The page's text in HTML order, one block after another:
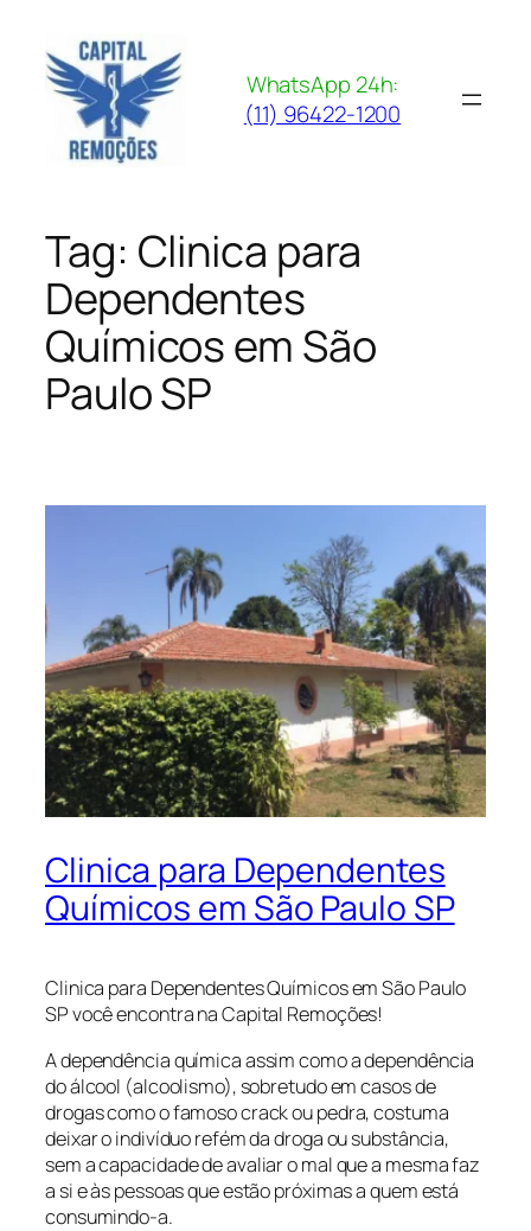
para
conteúdo
WhatsApp 24h:
(11) 96422-1200
Tag: Clinica para
Dependentes
Químicos em São
Paulo SP
Clinica para Dependentes
Químicos em São Paulo SP
Clinica para Dependentes Químicos em São Paulo
SP você encontra na Capital Remoções!
A dependência química assim como a dependência
do álcool (alcoolismo), sobretudo em casos de
drogas como o famoso crack ou pedra, costuma
deixar o indivíduo refém da droga ou substância,
sem a capacidade de avaliar o mal que a mesma faz
a si e às pessoas que estão próximas a quem está
consumindo-a.